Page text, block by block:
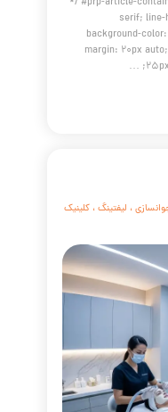
body{-
both;-
both;-
-amp-
amp-
-amp-
*/ #prp-
margin: